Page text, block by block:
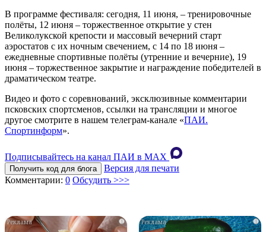
В программе фестиваля: сегодня, 11 июня, – тренировочные
полёты, 12 июня – торжественное открытие у стен
Великолукской крепости и массовый вечерний старт
аэростатов с их ночным свечением, с 14 по 18 июня –
ежедневные спортивные полёты (утренние и вечерние), 19
июня – торжественное закрытие и награждение победителей в
драматическом театре.
Видео и фото с соревнований, эксклюзивные комментарии
псковских спортсменов, ссылки на трансляции и многое
другое смотрите в нашем телеграм-канале «ПАИ.
Спортинформ».
Подписывайтесь на канал ПАИ в MAХ
Получить код для блога
Версия для печати
Комментарии: 0 Обсудить >>>
i i